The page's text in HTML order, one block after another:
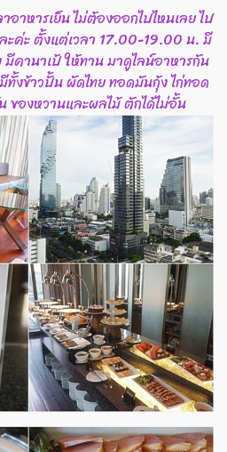
อาหารเย็น ไม่ต้องออกไปไหนเลย ไป
ค่ะ ตั้งแต่เวลา 17.00-19.00 น. มี
คานาเป้ ให้ทาน มาดูไลน์อาหารกัน
ทั้งข้าวปั้น ผัดไทย ทอดมันกุ้ง ไก่ทอด
องหวานและผลไม้ ตักได้ไม่อั้น